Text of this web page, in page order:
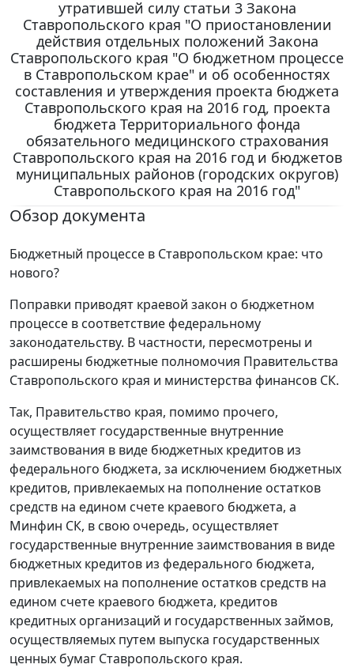
утратившей силу статьи 3 Закона
Ставропольского края "О приостановлении
действия отдельных положений Закона
Ставропольского края "О бюджетном процессе
в Ставропольском крае" и об особенностях
составления и утверждения проекта бюджета
Ставропольского края на 2016 год, проекта
бюджета Территориального фонда
обязательного медицинского страхования
Ставропольского края на 2016 год и бюджетов
муниципальных районов (городских округов)
Ставропольского края на 2016 год"
Обзор документа
Бюджетный процессе в Ставропольском крае: что
нового?
Поправки приводят краевой закон о бюджетном
процессе в соответствие федеральному
законодательству. В частности, пересмотрены и
расширены бюджетные полномочия Правительства
Ставропольского края и министерства финансов СК.
Так, Правительство края, помимо прочего,
осуществляет государственные внутренние
заимствования в виде бюджетных кредитов из
федерального бюджета, за исключением бюджетных
кредитов, привлекаемых на пополнение остатков
средств на едином счете краевого бюджета, а
Минфин СК, в свою очередь, осуществляет
государственные внутренние заимствования в виде
бюджетных кредитов из федерального бюджета,
привлекаемых на пополнение остатков средств на
едином счете краевого бюджета, кредитов
кредитных организаций и государственных займов,
осуществляемых путем выпуска государственных
ценных бумаг Ставропольского края.